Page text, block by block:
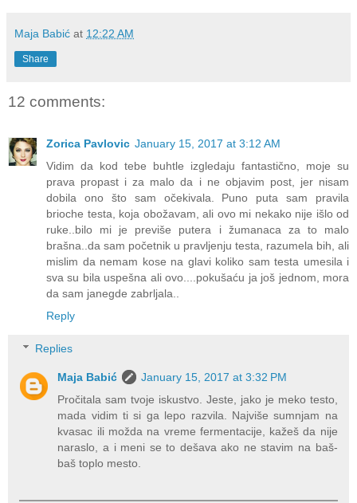
Maja Babić at 12:22 AM
Share
12 comments:
Zorica Pavlovic January 15, 2017 at 3:12 AM
Vidim da kod tebe buhtle izgledaju fantastično, moje su
prava propast i za malo da i ne objavim post, jer nisam
dobila ono što sam očekivala. Puno puta sam pravila
brioche testa, koja obožavam, ali ovo mi nekako nije išlo od
ruke..bilo mi je previše putera i žumanaca za to malo
brašna..da sam početnik u pravljenju testa, razumela bih, ali
mislim da nemam kose na glavi koliko sam testa umesila i
sva su bila uspešna ali ovo....pokušaću ja još jednom, mora
da sam janegde zabrljala..
Reply
Replies
Maja Babić
January 15, 2017 at 3:32 PM
Pročitala sam tvoje iskustvo. Jeste, jako je meko testo,
mada vidim ti si ga lepo razvila. Najviše sumnjam na
kvasac ili možda na vreme fermentacije, kažeš da nije
naraslo, a i meni se to dešava ako ne stavim na baš-
baš toplo mesto.